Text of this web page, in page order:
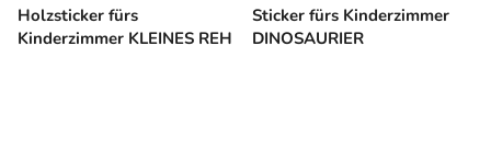
Holzsticker fürs
Kinderzimmer KLEINES REH
Sticker fürs Kinderzimmer
DINOSAURIER